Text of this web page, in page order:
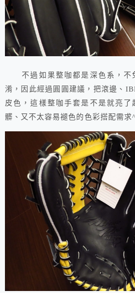
不過如果整咖都是深色系，不
淆，因此經過圓圓建議，把滾邊、
皮色，這樣整咖手套是不是就亮
髒、又不太容易褪色的色彩搭配需求